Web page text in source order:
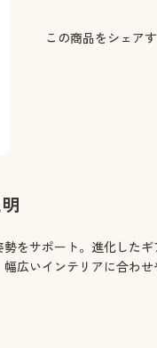
この商品をシェア
をサポート。進化した
広いインテリアに合わせ